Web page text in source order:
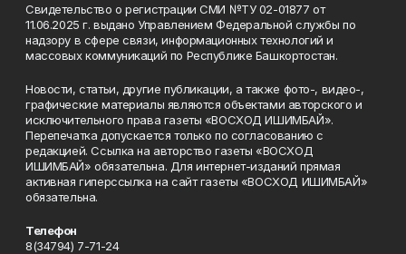
Свидетельство о регистрации СМИ №ТУ 02-01877 от
11.06.2025 г. выдано Управлением Федеральной службы по
надзору в сфере связи, информационных технологий и
массовых коммуникаций по Республике Башкортостан.
Новости, статьи, другие публикации, а также фото-, видео-,
графические материалы являются объектами авторского и
исключительного права газеты «ВОСХОД ИШИМБАЙ».
Перепечатка допускается только по согласованию с
редакцией. Ссылка на авторство газеты «ВОСХОД
ИШИМБАЙ» обязательна. Для интернет-изданий прямая
активная гиперссылка на сайт газеты «ВОСХОД ИШИМБАЙ»
обязательна.
Телефон
8(34794) 7-71-24